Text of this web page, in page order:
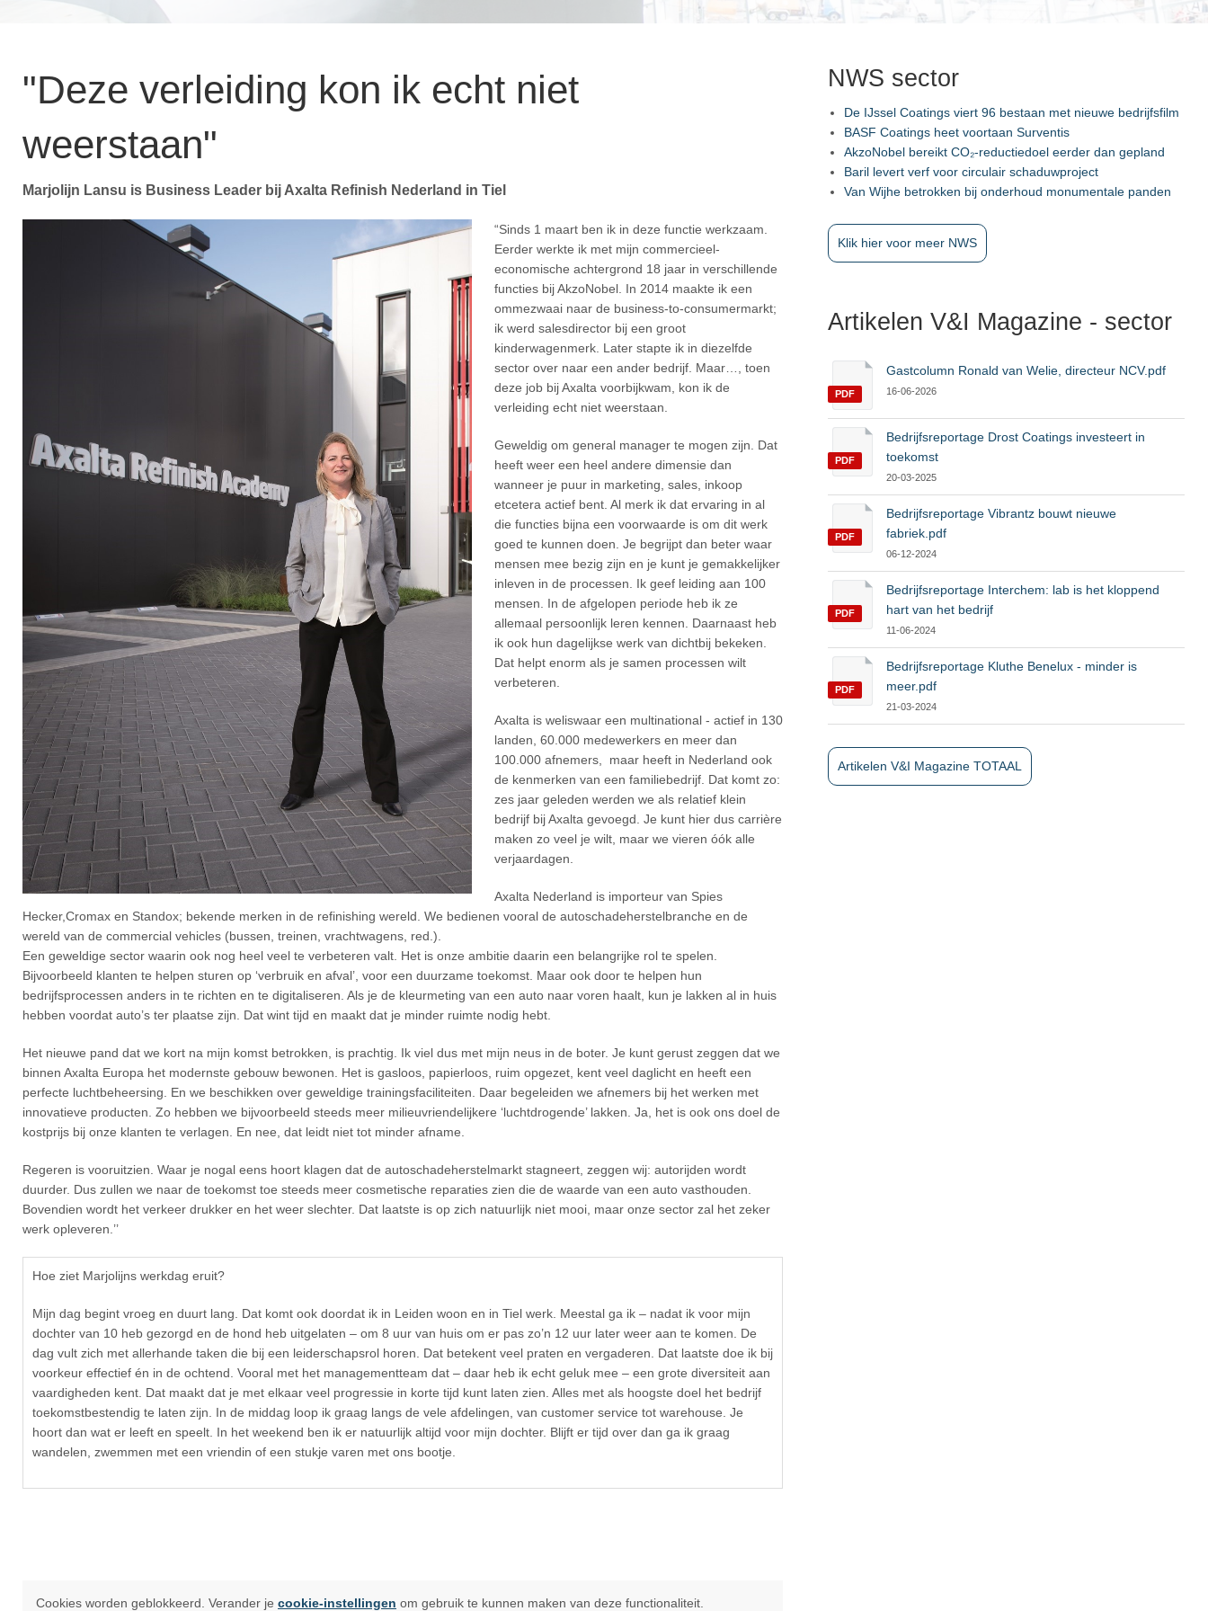
"Deze verleiding kon ik echt niet
weerstaan"
Marjolijn Lansu is Business Leader bij Axalta Refinish Nederland in Tiel
“Sinds 1 maart ben ik in deze functie werkzaam.
Eerder werkte ik met mijn commercieel-
economische achtergrond 18 jaar in verschillende
functies bij AkzoNobel. In 2014 maakte ik een
ommezwaai naar de business-to-consumermarkt;
ik werd salesdirector bij een groot
kinderwagenmerk. Later stapte ik in diezelfde
sector over naar een ander bedrijf. Maar…, toen
deze job bij Axalta voorbijkwam, kon ik de
verleiding echt niet weerstaan.
Geweldig om general manager te mogen zijn. Dat
heeft weer een heel andere dimensie dan
wanneer je puur in marketing, sales, inkoop
etcetera actief bent. Al merk ik dat ervaring in al
die functies bijna een voorwaarde is om dit werk
goed te kunnen doen. Je begrijpt dan beter waar
mensen mee bezig zijn en je kunt je gemakkelijker
inleven in de processen. Ik geef leiding aan 100
mensen. In de afgelopen periode heb ik ze
allemaal persoonlijk leren kennen. Daarnaast heb
ik ook hun dagelijkse werk van dichtbij bekeken.
Dat helpt enorm als je samen processen wilt
verbeteren.
Axalta is weliswaar een multinational - actief in 130
landen, 60.000 medewerkers en meer dan
100.000 afnemers, maar heeft in Nederland ook
de kenmerken van een familiebedrijf. Dat komt zo:
zes jaar geleden werden we als relatief klein
bedrijf bij Axalta gevoegd. Je kunt hier dus carrière
maken zo veel je wilt, maar we vieren óók alle
verjaardagen.
Axalta Nederland is importeur van Spies
Hecker,Cromax en Standox; bekende merken in de refinishing wereld. We bedienen vooral de autoschadeherstelbranche en de
wereld van de commercial vehicles (bussen, treinen, vrachtwagens, red.).
Een geweldige sector waarin ook nog heel veel te verbeteren valt. Het is onze ambitie daarin een belangrijke rol te spelen.
Bijvoorbeeld klanten te helpen sturen op ‘verbruik en afval’, voor een duurzame toekomst. Maar ook door te helpen hun
bedrijfsprocessen anders in te richten en te digitaliseren. Als je de kleurmeting van een auto naar voren haalt, kun je lakken al in huis
hebben voordat auto’s ter plaatse zijn. Dat wint tijd en maakt dat je minder ruimte nodig hebt.
Het nieuwe pand dat we kort na mijn komst betrokken, is prachtig. Ik viel dus met mijn neus in de boter. Je kunt gerust zeggen dat we
binnen Axalta Europa het modernste gebouw bewonen. Het is gasloos, papierloos, ruim opgezet, kent veel daglicht en heeft een
perfecte luchtbeheersing. En we beschikken over geweldige trainingsfaciliteiten. Daar begeleiden we afnemers bij het werken met
innovatieve producten. Zo hebben we bijvoorbeeld steeds meer milieuvriendelijkere ‘luchtdrogende’ lakken. Ja, het is ook ons doel de
kostprijs bij onze klanten te verlagen. En nee, dat leidt niet tot minder afname.
Regeren is vooruitzien. Waar je nogal eens hoort klagen dat de autoschadeherstelmarkt stagneert, zeggen wij: autorijden wordt
duurder. Dus zullen we naar de toekomst toe steeds meer cosmetische reparaties zien die de waarde van een auto vasthouden.
Bovendien wordt het verkeer drukker en het weer slechter. Dat laatste is op zich natuurlijk niet mooi, maar onze sector zal het zeker
werk opleveren.’’
Hoe ziet Marjolijns werkdag eruit?
Mijn dag begint vroeg en duurt lang. Dat komt ook doordat ik in Leiden woon en in Tiel werk. Meestal ga ik – nadat ik voor mijn
dochter van 10 heb gezorgd en de hond heb uitgelaten – om 8 uur van huis om er pas zo’n 12 uur later weer aan te komen. De
dag vult zich met allerhande taken die bij een leiderschapsrol horen. Dat betekent veel praten en vergaderen. Dat laatste doe ik bij
voorkeur effectief én in de ochtend. Vooral met het managementteam dat – daar heb ik echt geluk mee – een grote diversiteit aan
vaardigheden kent. Dat maakt dat je met elkaar veel progressie in korte tijd kunt laten zien. Alles met als hoogste doel het bedrijf
toekomstbestendig te laten zijn. In de middag loop ik graag langs de vele afdelingen, van customer service tot warehouse. Je
hoort dan wat er leeft en speelt. In het weekend ben ik er natuurlijk altijd voor mijn dochter. Blijft er tijd over dan ga ik graag
wandelen, zwemmen met een vriendin of een stukje varen met ons bootje.
Cookies worden geblokkeerd. Verander je cookie-instellingen om gebruik te kunnen maken van deze functionaliteit.
NWS sector
De IJssel Coatings viert 96 bestaan met nieuwe bedrijfsfilm
BASF Coatings heet voortaan Surventis
AkzoNobel bereikt CO₂-reductiedoel eerder dan gepland
Baril levert verf voor circulair schaduwproject
Van Wijhe betrokken bij onderhoud monumentale panden
Klik hier voor meer NWS
Artikelen V&I Magazine - sector
PDF
Gastcolumn Ronald van Welie, directeur NCV.pdf
16-06-2026
PDF
Bedrijfsreportage Drost Coatings investeert in
toekomst
20-03-2025
PDF
Bedrijfsreportage Vibrantz bouwt nieuwe
fabriek.pdf
06-12-2024
PDF
Bedrijfsreportage Interchem: lab is het kloppend
hart van het bedrijf
11-06-2024
PDF
Bedrijfsreportage Kluthe Benelux - minder is
meer.pdf
21-03-2024
Artikelen V&I Magazine TOTAAL